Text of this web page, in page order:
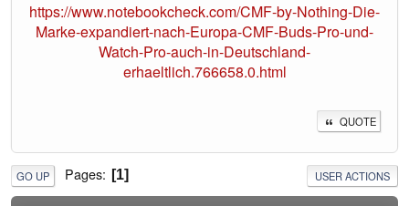
https://www.notebookcheck.com/CMF-by-Nothing-Die-
Marke-expandiert-nach-Europa-CMF-Buds-Pro-und-
Watch-Pro-auch-in-Deutschland-
erhaeltlich.766658.0.html
QUOTE
GO UP Pages 1 USER ACTIONS